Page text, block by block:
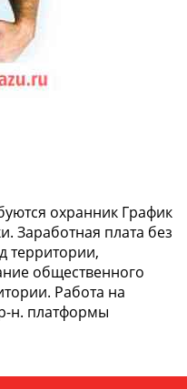
охранник График
Заработная плата без
территории,
общественного
Работа на
н. платформы